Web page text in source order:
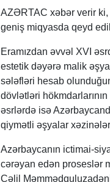
AZƏRTAC xəbər verir
geniş miqyasda qeyd
Eramızdan əvvəl XVI
estetik dəyərə malik
sələfləri hesab
dövlətləri
əsrlərdə isə
qiymətli əşyalar
Azərbaycanın ictimai-
cərəyan edən proseslər
Cəlil